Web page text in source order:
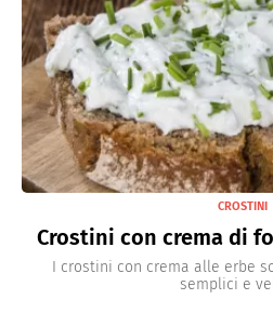
CROSTINI
Crostini con crema di
I crostini con crema alle erbe
semplici e